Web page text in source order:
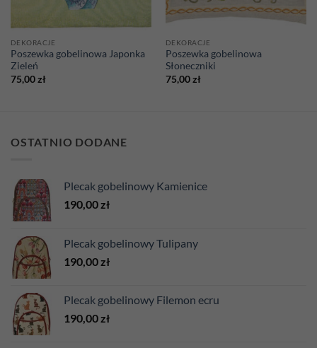
DEKORACJE
Poszewka gobelinowa Japonka
Zieleń
75,00zł
DEKORACJE
Poszewka gobelinowa
Słoneczniki
75,00zł
OSTATNIO DODANE
Plecak gobelinowy Kamienice
190,00 zł
Plecak gobelinowy Tulipany
190,00 zł
Plecak gobelinowy Filemon ecru
190,00 zł